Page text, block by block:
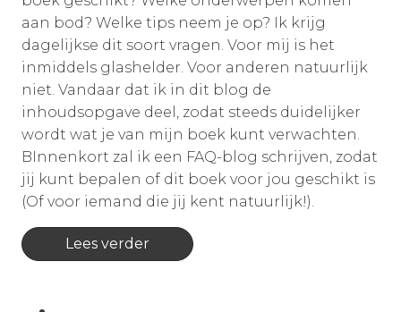
aan bod? Welke tips neem je op? Ik krijg
dagelijkse dit soort vragen. Voor mij is het
inmiddels glashelder. Voor anderen natuurlijk
niet. Vandaar dat ik in dit blog de
inhoudsopgave deel, zodat steeds duidelijker
wordt wat je van mijn boek kunt verwachten.
BInnenkort zal ik een FAQ-blog schrijven, zodat
jij kunt bepalen of dit boek voor jou geschikt is
(Of voor iemand die jij kent natuurlijk!).
Lees verder